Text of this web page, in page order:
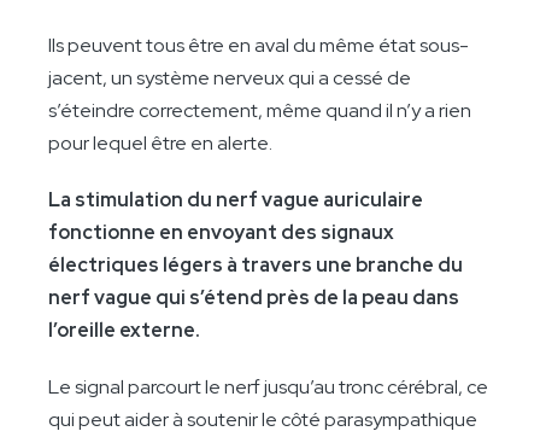
Ils peuvent tous être en aval du même état sous-
jacent, un système nerveux qui a cessé de
s’éteindre correctement, même quand il n’y a rien
pour lequel être en alerte.
La stimulation du nerf vague auriculaire
fonctionne en envoyant des signaux
électriques légers à travers une branche du
nerf vague qui s’étend près de la peau dans
l’oreille externe.
Le signal parcourt le nerf jusqu’au tronc cérébral, ce
qui peut aider à soutenir le côté parasympathique